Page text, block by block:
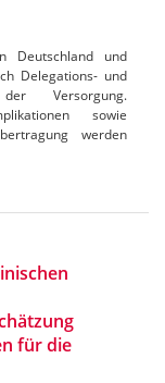
Deutschland und
Delegations- und
Versorgung.
sowie
werden
für die